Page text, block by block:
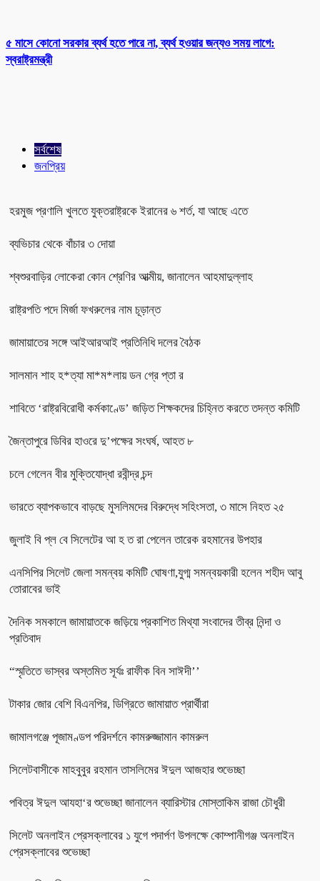
৫ মাসে কোনো সরকার ব্যর্থ হতে পারে না, ব্যর্থ হওয়ার জন্যও সময় লাগে:
স্বরাষ্ট্রমন্ত্রী
সর্বশেষ
জনপ্রিয়
হরমুজ প্রণালি খুলতে যুক্তরাষ্ট্রকে ইরানের ৬ শর্ত, যা আছে এতে
ব্যভিচার থেকে বাঁচার ৩ দোয়া
শ্বশুরবাড়ির লোকেরা কোন শ্রেণির আত্মীয়, জানালেন আহমাদুল্লাহ
রাষ্ট্রপতি পদে মির্জা ফখরুলের নাম চূড়ান্ত
জামায়াতের সঙ্গে আইআরআই প্রতিনিধি দলের বৈঠক
সালমান শাহ হ*ত্যা মা*ম*লায় ডন গ্রে প্তা র
শাবিতে ‘রাষ্ট্রবিরোধী কর্মকাণ্ডে’ জড়িত শিক্ষকদের চিহ্নিত করতে তদন্ত কমিটি
জৈন্তাপুরে ডিবির হাওরে দু’পক্ষের সংঘর্ষ, আহত ৮
চলে গেলেন বীর মুক্তিযোদ্ধা রবীন্দ্র চন্দ
ভারতে ব্যাপকভাবে বাড়ছে মুসলিমদের বিরুদ্ধে সহিংসতা, ৩ মাসে নিহত ২৫
জুলাই বি প্ল বে সিলেটের আ হ ত রা পেলেন তারেক রহমানের উপহার
এনসিপির সিলেট জেলা সমন্বয় কমিটি ঘোষণা,যুগ্ম সমন্বয়কারী হলেন শহীদ আবু
তোরাবের ভাই
দৈনিক সমকালে জামায়াতকে জড়িয়ে প্রকাশিত মিথ্যা সংবাদের তীব্র নিন্দা ও
প্রতিবাদ
“স্মৃতিতে ভাস্বর অস্তমিত সূর্যঃ রাফীক বিন সাঈদী’’
টাকার জোর বেশি বিএনপির, ডিগ্রিতে জামায়াত প্রার্থীরা
জামালগঞ্জে পূজামণ্ডপ পরিদর্শনে কামরুজ্জামান কামরুল
সিলেটবাসীকে মাহবুবুর রহমান তাসলিমের ঈদুল আজহার শুভেচ্ছা
পবিত্র ঈদুল আযহা‘র শুভেচ্ছা জানালেন ব্যারিস্টার মোস্তাকিম রাজা চৌধুরী
সিলেট অনলাইন প্রেসক্লাবের ১ যুগে পদার্পণ উপলক্ষে কোম্পানীগঞ্জ অনলাইন
প্রেসক্লাবের শুভেচ্ছা